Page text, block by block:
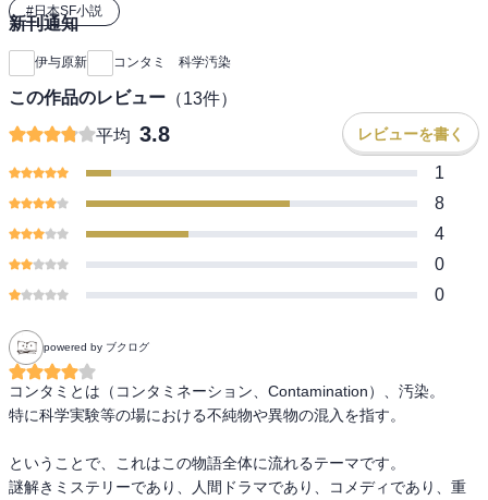
ＥＤＹ」と名付けられたニセ科学商品の開発に手を貸し、行方をく
らませたのだ。
ニセ科学を扱うことは、研究者にとって「死」に等しい。なぜ彼女
は悪魔の研究に手を染めたのか？ 圭は宇賀神に命じられ、美冬の
消息を追うが……。 すべての真相が明らかになったとき、「理
性」と「感情」のジレンマが、哀しい現実を突きつける――。
新田次郎文学賞受賞作『月まで三キロ』の著者が放つ、われわれの
身近に蔓延する「汚染された科学」に迫るサイエンス・サスペンス
ミステリー。
#日本SF小説
新刊通知
伊与原新 コンタミ 科学汚染
この作品のレビュー （13件）
平均 3.8 レビューを書く
1
8
4
0
0
powered by ブクログ
コンタミとは（コンタミネーション、Contamination）、汚染。
特に科学実験等の場における不純物や異物の混入を指す。
ということで、これはこの物語全体に流れるテーマです。
謎解きミステリーであり、人間ドラマであり、コメディであり、重